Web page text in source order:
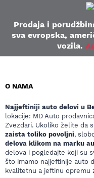
Prodaja i
sva evropska,
vozila.
O NAMA
Najjeftiniji auto delovi u
lokacije: MD Auto
Zvezdari. Ukoliko želite da
zaista toliko povoljni,
delova klikom na marku
delova i pogledajte koji su
što imamo najjeftinije auto
kvalitetnu a jeftinu opremu